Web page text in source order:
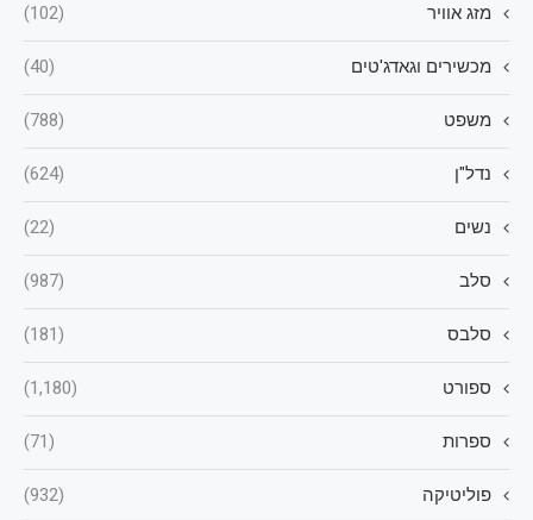
מזג אוויר (102)
מכשירים וגאדג'טים (40)
משפט (788)
נדל"ן (624)
נשים (22)
סלב (987)
סלבס (181)
ספורט (1,180)
ספרות (71)
פוליטיקה (932)